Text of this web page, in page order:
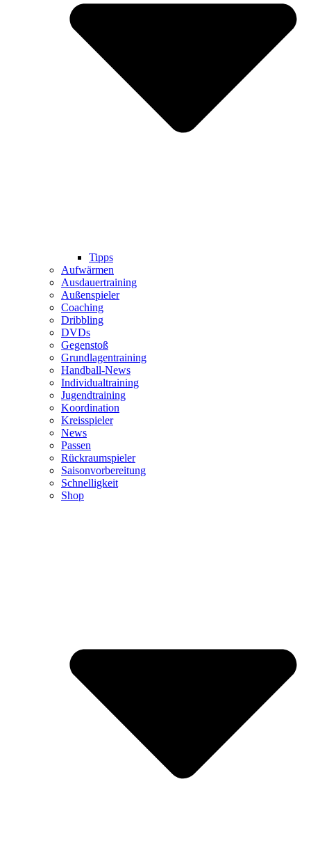
Tipps
Aufwärmen
Ausdauertraining
Außenspieler
Coaching
Dribbling
DVDs
Gegenstoß
Grundlagentraining
Handball-News
Individualtraining
Jugendtraining
Koordination
Kreisspieler
News
Passen
Rückraumspieler
Saisonvorbereitung
Schnelligkeit
Shop